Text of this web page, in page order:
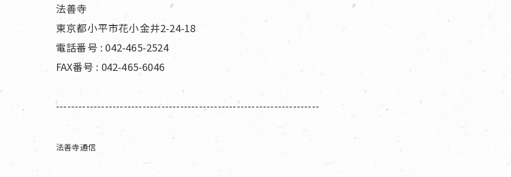
法善寺
東京都小平市花小金井2-24-18
電話番号 : 042-465-2524
FAX番号 : 042-465-6046
----------------------------------------------------------------------
法善寺通信